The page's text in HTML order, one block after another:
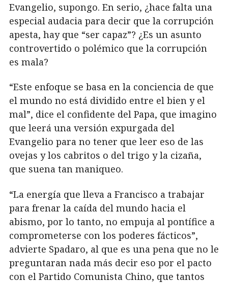
Evangelio, supongo. En serio, ¿hace falta una
especial audacia para decir que la corrupción
apesta, hay que “ser capaz”? ¿Es un asunto
controvertido o polémico que la corrupción
es mala?
“Este enfoque se basa en la conciencia de que
el mundo no está dividido entre el bien y el
mal”, dice el confidente del Papa, que imagino
que leerá una versión expurgada del
Evangelio para no tener que leer eso de las
ovejas y los cabritos o del trigo y la cizaña,
que suena tan maniqueo.
“La energía que lleva a Francisco a trabajar
para frenar la caída del mundo hacia el
abismo, por lo tanto, no empuja al pontífice a
comprometerse con los poderes fácticos”,
advierte Spadaro, al que es una pena que no le
preguntaran nada más decir eso por el pacto
con el Partido Comunista Chino, que tantos